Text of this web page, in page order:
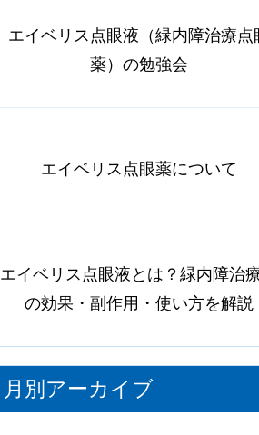
エイベリス点眼液（緑内障治療点
薬）の勉強会
エイベリス点眼薬について
エイベリス点眼液とは？緑内障治
の効果・副作用・使い方を解説
月別アーカイブ